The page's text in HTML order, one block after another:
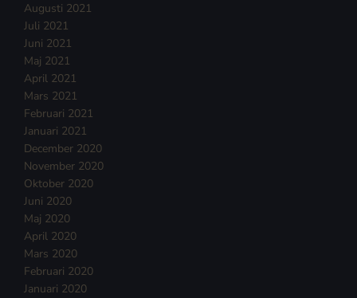
Augusti 2021
Juli 2021
Juni 2021
Maj 2021
April 2021
Mars 2021
Februari 2021
Januari 2021
December 2020
November 2020
Oktober 2020
Juni 2020
Maj 2020
April 2020
Mars 2020
Februari 2020
Januari 2020